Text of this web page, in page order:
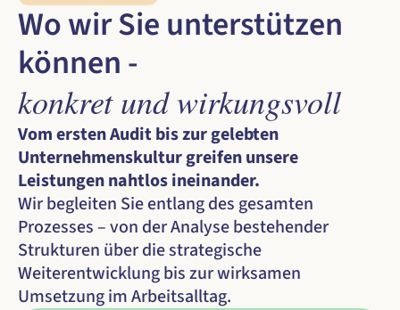
Wo wir Sie unterstützen
können -
konkret und wirkungsvoll
Vom ersten Audit bis zur gelebten
Unternehmenskultur greifen unsere
Leistungen nahtlos ineinander.
Wir begleiten Sie entlang des gesamten
Prozesses – von der Analyse bestehender
Strukturen über die strategische
Weiterentwicklung bis zur wirksamen
Umsetzung im Arbeitsalltag.